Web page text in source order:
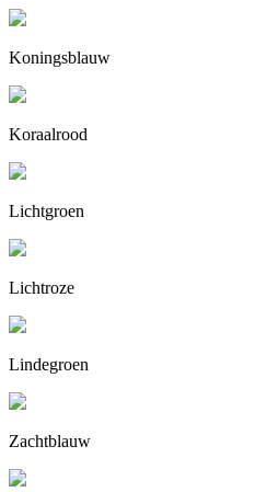
Koningsblauw
Koraalrood
Lichtgroen
Lichtroze
Lindegroen
Zachtblauw